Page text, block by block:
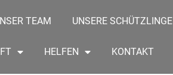
TEAM UNSERE SCHÜTZLINGE
HELFEN KONTAKT